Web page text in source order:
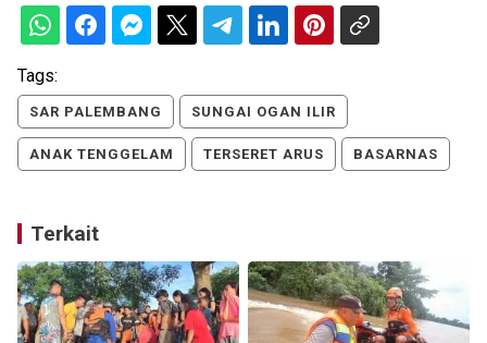
Tags:
SAR PALEMBANG SUNGAI OGAN ILIR
ANAK TENGGELAM TERSERET ARUS BASARNAS
Terkait